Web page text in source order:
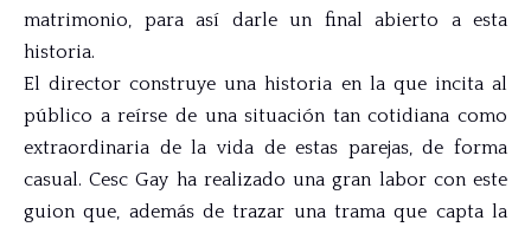
matrimonio, para así darle un final abierto a esta
historia.
El director construye una historia en la que incita al
público a reírse de una situación tan cotidiana como
extraordinaria de la vida de estas parejas, de forma
casual. Cesc Gay ha realizado una gran labor con este
guion que, además de trazar una trama que capta la